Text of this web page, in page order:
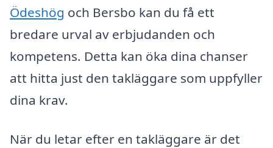
Ödeshög och Bersbo kan du få ett
bredare urval av erbjudanden och
kompetens. Detta kan öka dina chanser
att hitta just den takläggare som uppfyller
dina krav.
När du letar efter en takläggare är det